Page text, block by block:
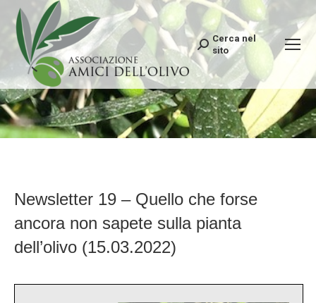
Search:
Cerca nel
sito
Newsletter 19 – Quello che forse
ancora non sapete sulla pianta
dell’olivo (15.03.2022)